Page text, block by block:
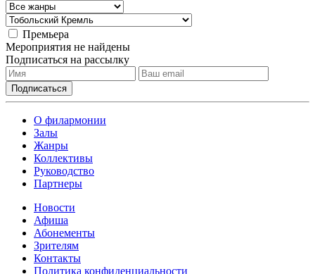
Премьера
Мероприятия не найдены
Подписаться на рассылку
О филармонии
Залы
Жанры
Коллективы
Руководство
Партнеры
Новости
Афиша
Абонементы
Зрителям
Контакты
Политика конфиденциальности